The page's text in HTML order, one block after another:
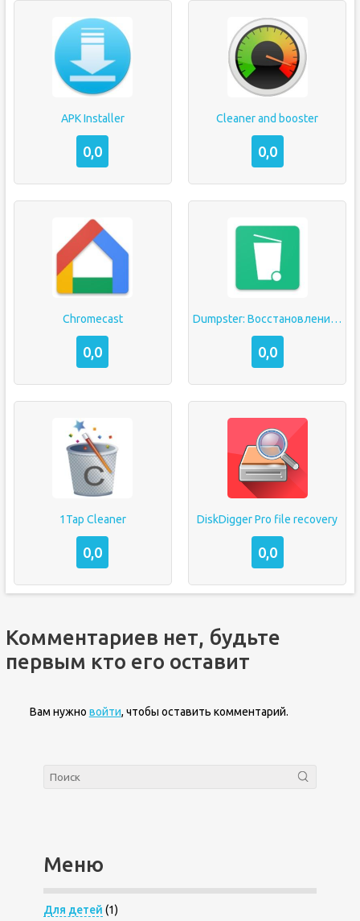
APK Installer
0,0
Cleaner and booster
0,0
Chromecast
0,0
Dumpster: Восстановление удаленных фото
0,0
1Tap Cleaner
0,0
DiskDigger Pro file recovery
0,0
Комментариев нет, будьте
первым кто его оставит
Вам нужно войти, чтобы оставить комментарий.
Меню
Для детей (1)